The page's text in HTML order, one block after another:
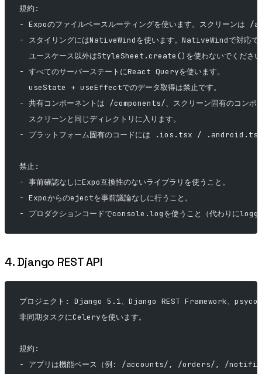
規約:
- Expoのファイルベースルーティングを使います。スクリーンは /
- スタイリングにはNativeWindを使います。NativeWindで対応で
ユースケース以外はStyleSheet.create()を使わないでくださ
- すべてのサーバーステートにReact Queryを使います。
  useState + useEffectでのデータ取得は禁止です。
- 共有コンポーネントは /components/、スクリーン固有のコンポ
  スクリーンと同じディレクトリに入ります。
- プラットフォーム固有のコードには .ios.tsx / .android.tsx
禁止:
- 事前確認なしにExpo互換性のないライブラリを使うこと。
- Expoからのejectを事前議論なしに行うこと。
- プロダクションコードでconsole.logを使うこと（代わりに
4. Django REST API
プロジェクト: Django 5.1、Django REST Framework、
非同期タスクにCeleryを使います。
規約:
- アプリは機能ベース（例: /accounts/, /orders/, /